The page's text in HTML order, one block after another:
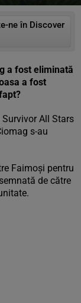
ne în Discover
a fost eliminată
a fost
All Stars
s-au
Faimoși pentru
de către